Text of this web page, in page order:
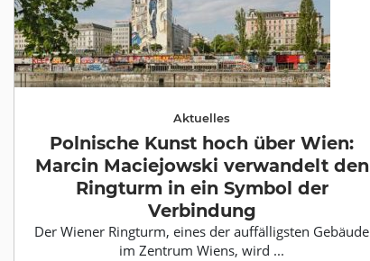
Aktuelles
Polnische Kunst hoch über Wien:
Marcin Maciejowski verwandelt den
Ringturm in ein Symbol der
Verbindung
Der Wiener Ringturm, eines der auffälligsten Gebäude
im Zentrum Wiens, wird ...